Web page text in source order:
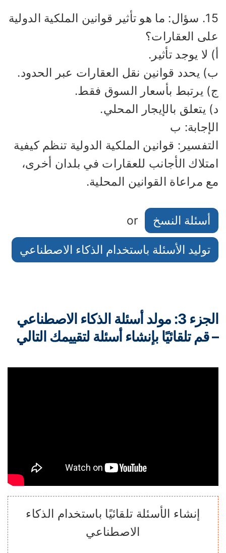
15. سؤال: ما هو تأثير قوانين الملكية الدولية
العقارات؟
لا يوجد تأثير.
يحدد قوانين نقل العقارات عبر الحدود.
يرتبط بأسعار السوق فقط.
يتعلق بالإيجار المحلي.
ب
قوانين الملكية الدولية تنظم كيفية
الأجانب للعقارات في بلدان أخرى،
مراعاة القوانين المحلية.
أسئلة النسخ or
توليد الأسئلة باستخدام الذكاء الاصطناعي
الجزء 3: مولد أسئلة الذكاء الاصطناعي
قم تلقائيًا بإنشاء أسئلة لتقييمك التالي
إنشاء الأسئلة تلقائيًا باستخدام الذكاء
الاصطناعي